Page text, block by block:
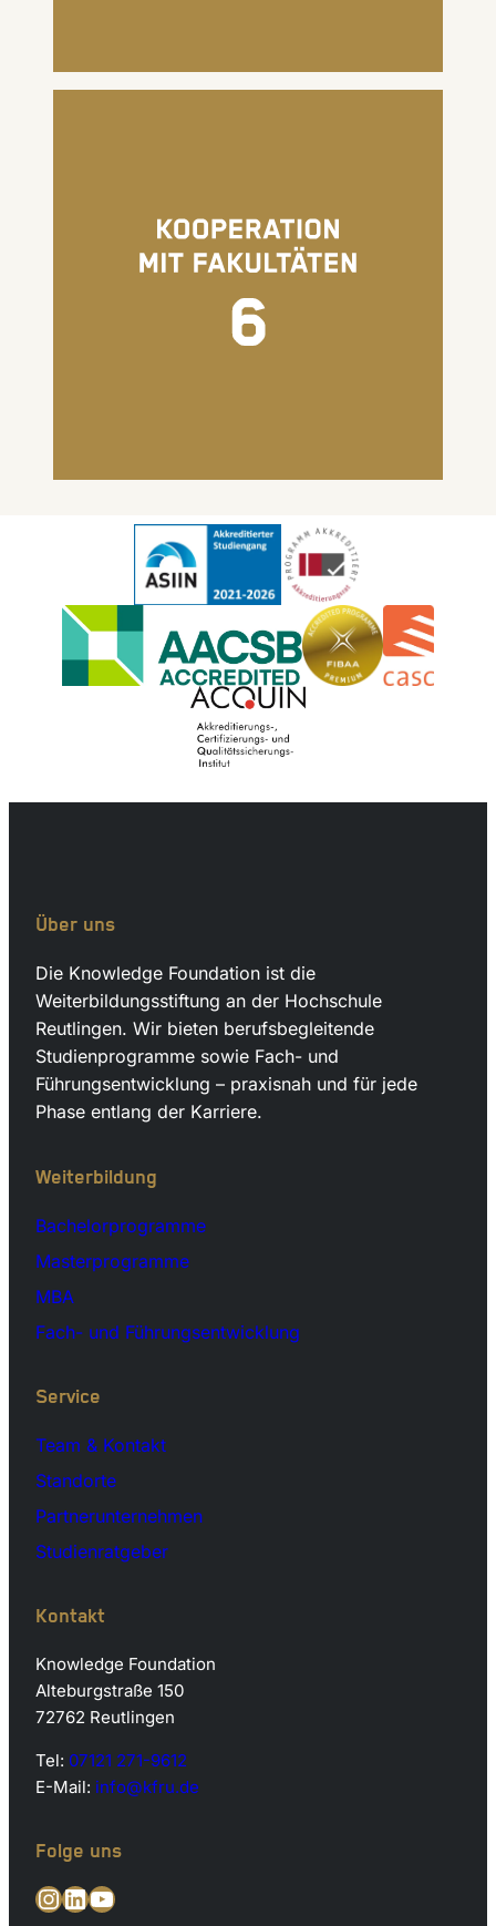
Über uns
Die Knowledge Foundation ist die
Weiterbildungsstiftung an der Hochschule
Reutlingen. Wir bieten berufsbegleitende
Studienprogramme sowie Fach- und
Führungsentwicklung – praxisnah und für jede
Phase entlang der Karriere.
Weiterbildung
Bachelorprogramme
Masterprogramme
MBA
Fach- und Führungsentwicklung
Service
Team & Kontakt
Standorte
Partnerunternehmen
Studienratgeber
Kontakt
Knowledge Foundation
Alteburgstraße 150
72762 Reutlingen
Tel: 07121 271-9612
E-Mail: info@kfru.de
Folge uns
Instagram
LinkedIn
YouTube